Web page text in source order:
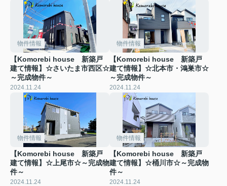
物件情報
【Komorebi house 新築戸
建て情報】☆さいたま市西区☆
～完成物件～
2024.11.24
物件情報
【Komorebi house 新築戸
建て情報】☆北本市・鴻巣市☆
～完成物件～
2024.11.24
物件情報
【Komorebi house 新築戸
建て情報】☆上尾市☆～完成物
件～
2024.11.24
物件情報
【Komorebi house 新築戸
建て情報】☆桶川市☆～完成物
件～
2024.11.24